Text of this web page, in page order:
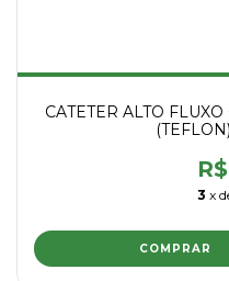
CATETER ALTO
3 x